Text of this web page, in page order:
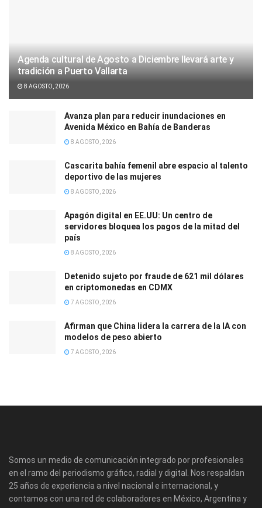
Agenda cultural de Agosto a Diciembre llevará arte y
tradición a Puerto Vallarta
8 AGOSTO, 2026
Avanza plan para reducir inundaciones en
Avenida México en Bahía de Banderas
8 AGOSTO, 2026
Cascarita bahía femenil abre espacio al talento
deportivo de las mujeres
8 AGOSTO, 2026
Apagón digital en EE.UU: Un centro de
servidores bloquea los pagos de la mitad del
país
8 AGOSTO, 2026
Detenido sujeto por fraude de 621 mil dólares
en criptomonedas en CDMX
7 AGOSTO, 2026
Afirman que China lidera la carrera de la IA con
modelos de peso abierto
7 AGOSTO, 2026
Somos un medio de comunicación integrado por profesionales
en el ramo del periodismo gráfico, radial y digital. Nos respaldan
25 años de experiencia a nivel nacional e internacional, y
contamos con una red de colaboradores en México, Argentina y